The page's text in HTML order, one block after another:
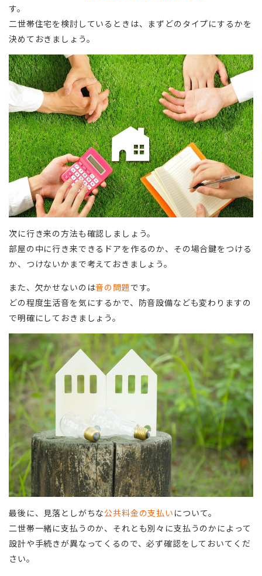
す。
二世帯住宅を検討しているときは、まずどのタイプにするかを
決めておきましょう。
次に行き来の方法も確認しましょう。
部屋の中に行き来できるドアを作るのか、その場合鍵をつける
か、つけないかまで考えておきましょう。
また、欠かせないのは音の問題です。
どの程度生活音を気にするかで、防音設備なども変わりますの
で明確にしておきましょう。
最後に、見落としがちな公共料金の支払い について。
二世帯一緒に支払うのか、それとも別々に支払うのかによって
設計や手続きが異なってくるので、必ず確認をしておいてくだ
さい。